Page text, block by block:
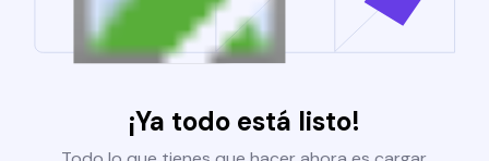
¡Ya todo está listo!